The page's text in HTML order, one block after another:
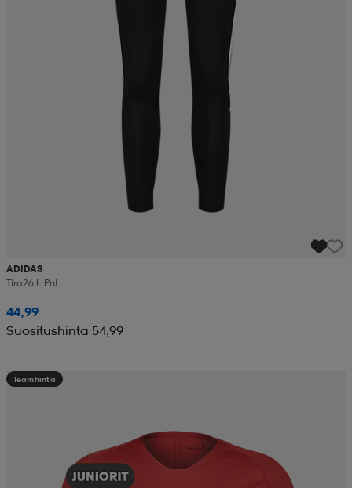
ADIDAS
Tiro26 L Pnt
44,99
Suositushinta 54,99
Teamhinta